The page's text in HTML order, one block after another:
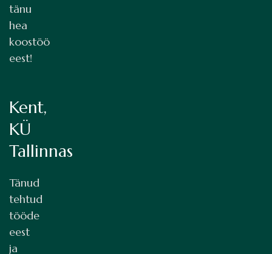
tänu
hea
koostöö
eest!
Kent,
KÜ
Tallinnas
Tänud
tehtud
tööde
eest
ja